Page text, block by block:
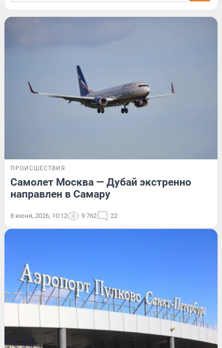
ПРОИСШЕСТВИЯ
Самолет Москва — Дубай экстренно
направлен в Самару
8 июня, 2026, 10:12 9 762 22